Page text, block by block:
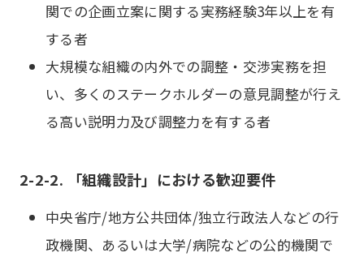
関での企画立案に関する実務経験3年以上を有
する者
大規模な組織の内外での調整・交渉実務を担
い、多くのステークホルダーの意見調整が行え
る高い説明力及び調整力を有する者
2-2-2. 「組織設計」における歓迎要件
中央省庁/地方公共団体/独立行政法人などの行
政機関、あるいは大学/病院などの公的機関で